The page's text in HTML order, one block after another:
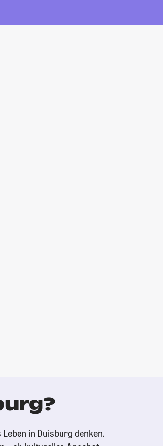
in Duisburg denken.